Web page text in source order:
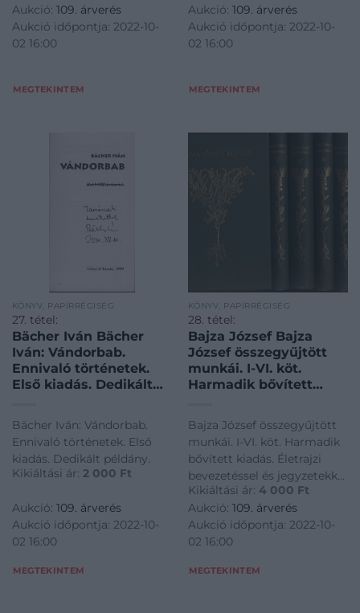
Aukció: 109. árverés
Aukció időpontja: 2022-10-
02 16:00
MEGTEKINTEM
Aukció: 109. árverés
Aukció időpontja: 2022-10-
02 16:00
MEGTEKINTEM
KÖNYV, PAPÍRRÉGISÉG
27. tétel:
Bächer Iván Bächer
Iván: Vándorbab.
Ennivaló történetek.
Első kiadás. Dedikált
Bächer Iván: Vándorbab.
Ennivaló történetek. Első
kiadás. Dedikált példány.
Kikiáltási ár: 2 000 Ft
Aukció: 109. árverés
Aukció időpontja: 2022-10-
02 16:00
MEGTEKINTEM
KÖNYV, PAPÍRRÉGISÉG
28. tétel:
Bajza József Bajza
József összegyűjtött
munkái. I-VI. köt.
Harmadik bővített
jegyzetekkel sajtó alá
rendezte Badics
Ferencz.
Bajza József összegyűjtött
munkái. I-VI. köt. Harmadik
bővített kiadás. Életrajzi
bevezetéssel és jegyzetekkel
sajtó alá rendezte Badics
Ferencz.
Kikiáltási ár: 4 000 Ft
Aukció: 109. árverés
Aukció időpontja: 2022-10-
02 16:00
MEGTEKINTEM